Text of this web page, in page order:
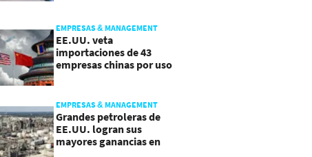
EMPRESAS & MANAGEMENT
EE.UU. veta
importaciones de 43
empresas chinas por uso
EMPRESAS & MANAGEMENT
Grandes petroleras de
EE.UU. logran sus
mayores ganancias en